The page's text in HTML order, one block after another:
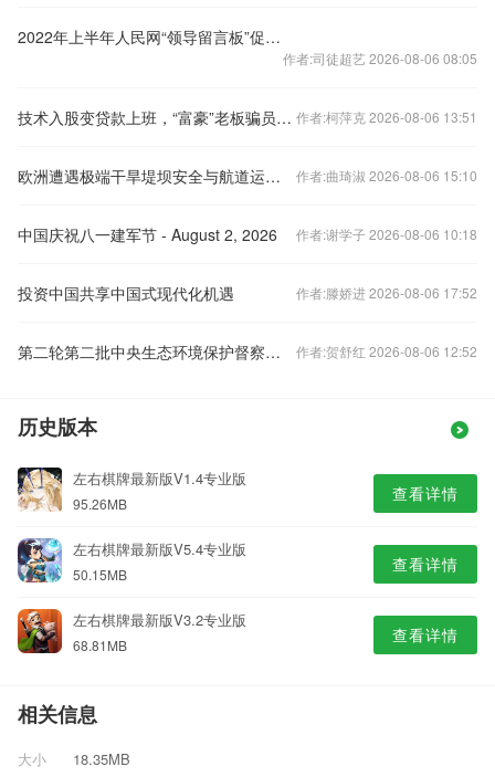
2022年上半年人民网“领导留言板”促成31.9万件群众留言得到积极回应
作者:司徒超艺 2026-08-06 08:05
技术入股变贷款上班，“富豪”老板骗员工1900万被公诉 作者:柯萍克 2026-08-06 13:51
欧洲遭遇极端干旱堤坝安全与航道运输存风险 作者:曲琦淑 2026-08-06 15:10
中国庆祝八一建军节 - August 2, 2026 作者:谢学子 2026-08-06 10:18
投资中国共享中国式现代化机遇 作者:滕娇进 2026-08-06 17:52
第二轮第二批中央生态环境保护督察反馈情况 直击两部门、两央企核心问题 作者:贺舒红 2026-08-06 12:52
历史版本
左右棋牌最新版V1.4专业版
95.26MB 查看详情
左右棋牌最新版V5.4专业版
50.15MB 查看详情
左右棋牌最新版V3.2专业版
68.81MB 查看详情
相关信息
大小
18.35MB